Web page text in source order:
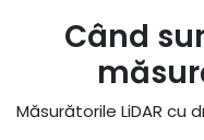
Când
Măsurătorile LiDAR cu